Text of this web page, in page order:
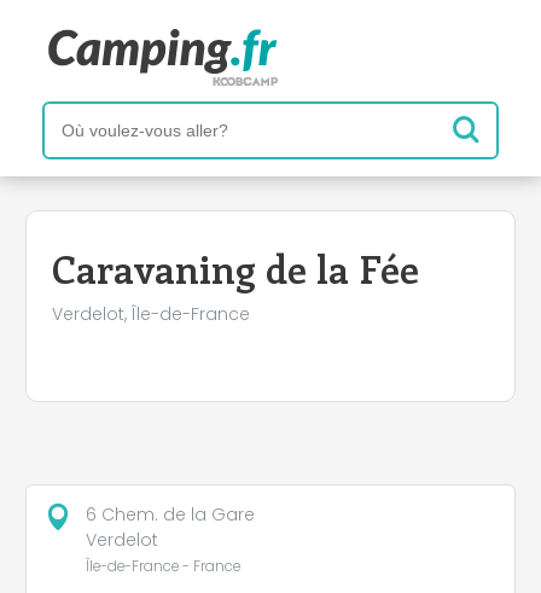
Caravaning de la Fée
Verdelot, Île-de-France
+
−
6 Chem. de la Gare
Verdelot
Île-de-France - France